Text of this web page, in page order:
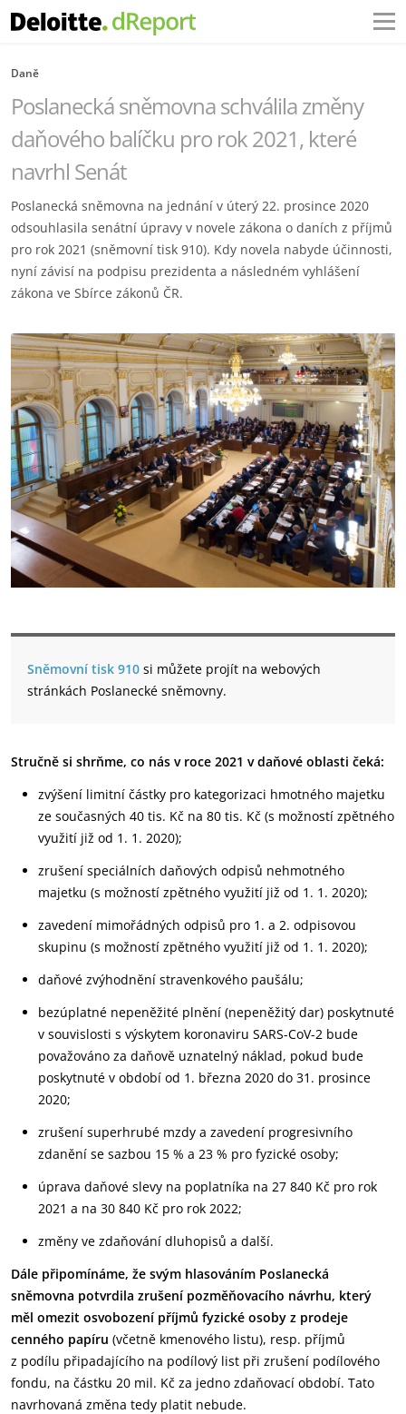
Daně
Poslanecká sněmovna schválila změny
daňového balíčku pro rok 2021, které
navrhl Senát
Poslanecká sněmovna na jednání v úterý 22. prosince 2020
odsouhlasila senátní úpravy v novele zákona o daních z příjmů
pro rok 2021 (sněmovní tisk 910). Kdy novela nabyde účinnosti,
nyní závisí na podpisu prezidenta a následném vyhlášení
zákona ve Sbírce zákonů ČR.
Sněmovní tisk 910 si můžete projít na webových
stránkách Poslanecké sněmovny.
Stručně si shrňme, co nás v roce 2021 v daňové oblasti čeká:
zvýšení limitní částky pro kategorizaci hmotného majetku
ze současných 40 tis. Kč na 80 tis. Kč (s možností zpětného
využití již od 1. 1. 2020);
zrušení speciálních daňových odpisů nehmotného
majetku (s možností zpětného využití již od 1. 1. 2020);
zavedení mimořádných odpisů pro 1. a 2. odpisovou
skupinu (s možností zpětného využití již od 1. 1. 2020);
daňové zvýhodnění stravenkového paušálu;
bezúplatné nepeněžité plnění (nepeněžitý dar) poskytnuté
v souvislosti s výskytem koronaviru SARS-CoV-2 bude
považováno za daňově uznatelný náklad, pokud bude
poskytnuté v období od 1. března 2020 do 31. prosince
2020;
zrušení superhrubé mzdy a zavedení progresivního
zdanění se sazbou 15 % a 23 % pro fyzické osoby;
úprava daňové slevy na poplatníka na 27 840 Kč pro rok
2021 a na 30 840 Kč pro rok 2022;
změny ve zdaňování dluhopisů a další.
Dále připomínáme, že svým hlasováním Poslanecká
sněmovna potvrdila zrušení pozměňovacího návrhu, který
měl omezit osvobození příjmů fyzické osoby z prodeje
cenného papíru (včetně kmenového listu), resp. příjmů
z podílu připadajícího na podílový list při zrušení podílového
fondu, na částku 20 mil. Kč za jedno zdaňovací období. Tato
navrhovaná změna tedy platit nebude.